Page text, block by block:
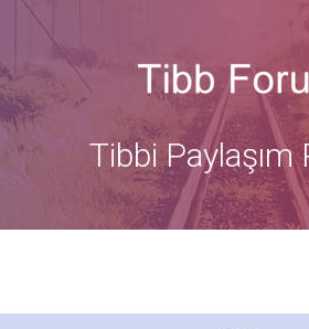
Tibbi Paylaşım